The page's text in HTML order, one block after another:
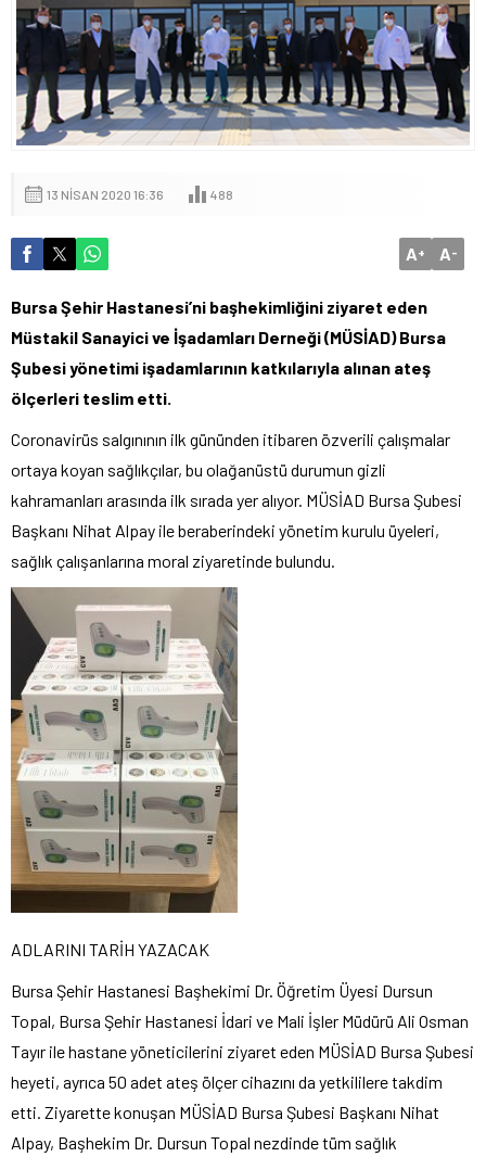
13 NISAN 2020 16:36 488
A+ A-
Bursa Şehir Hastanesi’ni başhekimliğini ziyaret eden
Müstakil Sanayici ve İşadamları Derneği (MÜSİAD) Bursa
Şubesi yönetimi işadamlarının katkılarıyla alınan ateş
ölçerleri teslim etti.
Coronavirüs salgınının ilk gününden itibaren özverili çalışmalar
ortaya koyan sağlıkçılar, bu olağanüstü durumun gizli
kahramanları arasında ilk sırada yer alıyor. MÜSİAD Bursa Şubesi
Başkanı Nihat Alpay ile beraberindeki yönetim kurulu üyeleri,
sağlık çalışanlarına moral ziyaretinde bulundu.
ADLARINI TARİH YAZACAK
Bursa Şehir Hastanesi Başhekimi Dr. Öğretim Üyesi Dursun
Topal, Bursa Şehir Hastanesi İdari ve Mali İşler Müdürü Ali Osman
Tayır ile hastane yöneticilerini ziyaret eden MÜSİAD Bursa Şubesi
heyeti, ayrıca 50 adet ateş ölçer cihazını da yetkililere takdim
etti. Ziyarette konuşan MÜSİAD Bursa Şubesi Başkanı Nihat
Alpay, Başhekim Dr. Dursun Topal nezdinde tüm sağlık